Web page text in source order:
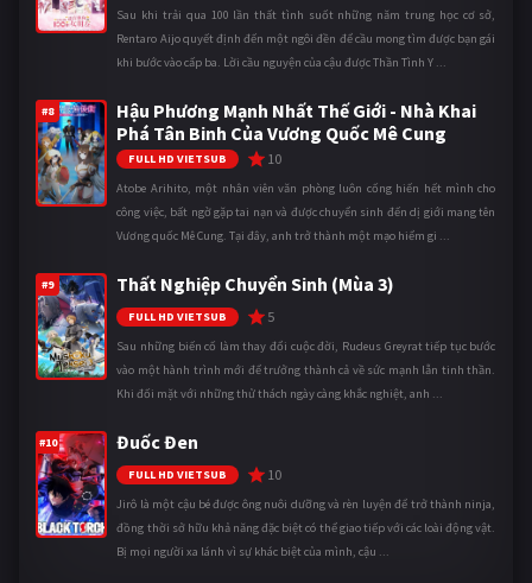
Sau khi trải qua 100 lần thất tình suốt những năm trung học cơ sở,
Rentaro Aijo quyết định đến một ngôi đền để cầu mong tìm được bạn gái
khi bước vào cấp ba. Lời cầu nguyện của cậu được Thần Tình Y ...
#8
Hậu Phương Mạnh Nhất Thế Giới - Nhà Khai
Phá Tân Binh Của Vương Quốc Mê Cung
FULL HD VIETSUB 10
Atobe Arihito, một nhân viên văn phòng luôn cống hiến hết mình cho
công việc, bất ngờ gặp tai nạn và được chuyển sinh đến dị giới mang tên
Vương quốc Mê Cung. Tại đây, anh trở thành một mạo hiểm gi ...
#9 Thất Nghiệp Chuyển Sinh (Mùa 3)
FULL HD VIETSUB 5
Sau những biến cố làm thay đổi cuộc đời, Rudeus Greyrat tiếp tục bước
vào một hành trình mới để trưởng thành cả về sức mạnh lẫn tinh thần.
Khi đối mặt với những thử thách ngày càng khắc nghiệt, anh ...
#10 Đuốc Đen
FULL HD VIETSUB 10
Jirô là một cậu bé được ông nuôi dưỡng và rèn luyện để trở thành ninja,
đồng thời sở hữu khả năng đặc biệt có thể giao tiếp với các loài động vật.
Bị mọi người xa lánh vì sự khác biệt của mình, cậu ...